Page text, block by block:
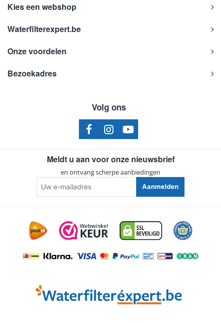
Kies een webshop
Waterfilterexpert.be
Onze voordelen
Bezoekadres
Volg ons
Meldt u aan voor onze nieuwsbrief
en ontvang scherpe aanbiedingen
e-
mailadres
Aanmelden